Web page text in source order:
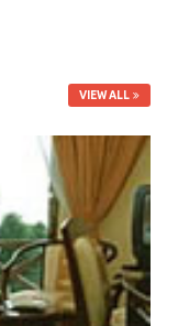
VIEW ALL